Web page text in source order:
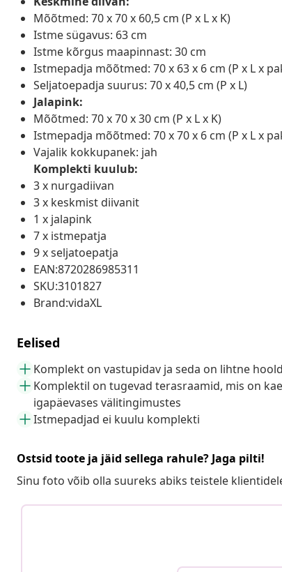
Mõõtmed: 70 x 70 x 60,5 cm (P x L x K)
Istme sügavus: 63 cm
Istme kõrgus maapinnast: 30 cm
Istmepadja mõõtmed: 70 x 63 x 6 cm (P x L x
Seljatoepadja suurus: 70 x 40,5 cm (P x L)
Jalapink:
Mõõtmed: 70 x 70 x 30 cm (P x L x K)
Istmepadja mõõtmed: 70 x 70 x 6 cm (P x L x
Vajalik kokkupanek: jah
Komplekti kuulub:
3 x nurgadiivan
3 x keskmist diivanit
1 x jalapink
7 x istmepatja
9 x seljatoepatja
EAN:8720286985311
SKU:3101827
Brand:vidaXL
Eelised
Komplekt on vastupidav ja seda on lihtne
Komplektil on tugevad terasraamid, mis on
igapäevases välitingimustes
Istmepadjad ei kuulu komplekti
Ostsid toote ja jäid sellega rahule? Jaga pilti!
Sinu foto võib olla suureks abiks teistele